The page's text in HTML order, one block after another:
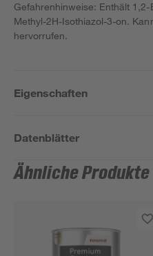
Gefahrenhinweise: Enthält
Methyl-2H-Isothiazol-3-on.
hervorrufen.
Eigenschaften
Datenblätter
Ähnliche Produkte